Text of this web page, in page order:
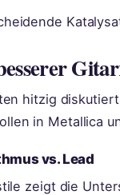
hitzig
in Metallica
vs. Lead
zeigt die